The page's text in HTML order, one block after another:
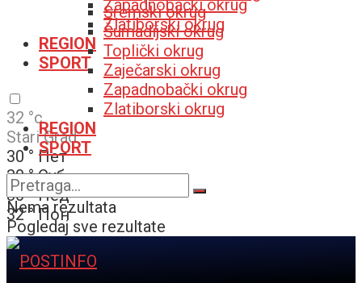
Zapadnobački okrug
Zlatiborski okrug
REGION
SPORT
32 °c
Stari Grad
30 ° Пет
30 ° Суб
30 ° Нед
32 ° Пон
Sremski okrug
Šumadijski okrug
Toplički okrug
Zaječarski okrug
Zapadnobački okrug
Zlatiborski okrug
REGION
SPORT
Nema rezultata
Pogledaj sve rezultate